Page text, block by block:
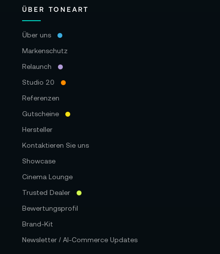
ÜBER TONEART
Über uns
Markenschutz
Relaunch
Studio 2.0
Referenzen
Gutscheine
Hersteller
Kontaktieren Sie uns
Showcase
Cinema Lounge
Trusted Dealer
Bewertungsprofil
Brand-Kit
Newsletter / AI-Commerce Updates